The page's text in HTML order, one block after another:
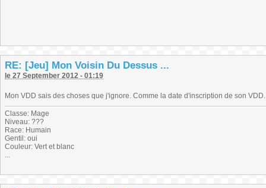
RE: [Jeu] Mon Voisin Du Dessus ...
le 27 September 2012 - 01:19
Mon VDD sais des choses que j'ignore. Comme la date d'inscription de son VDD.
Classe: Mage
Niveau: ???
Race: Humain
Gentil: oui
Couleur: Vert et blanc
...